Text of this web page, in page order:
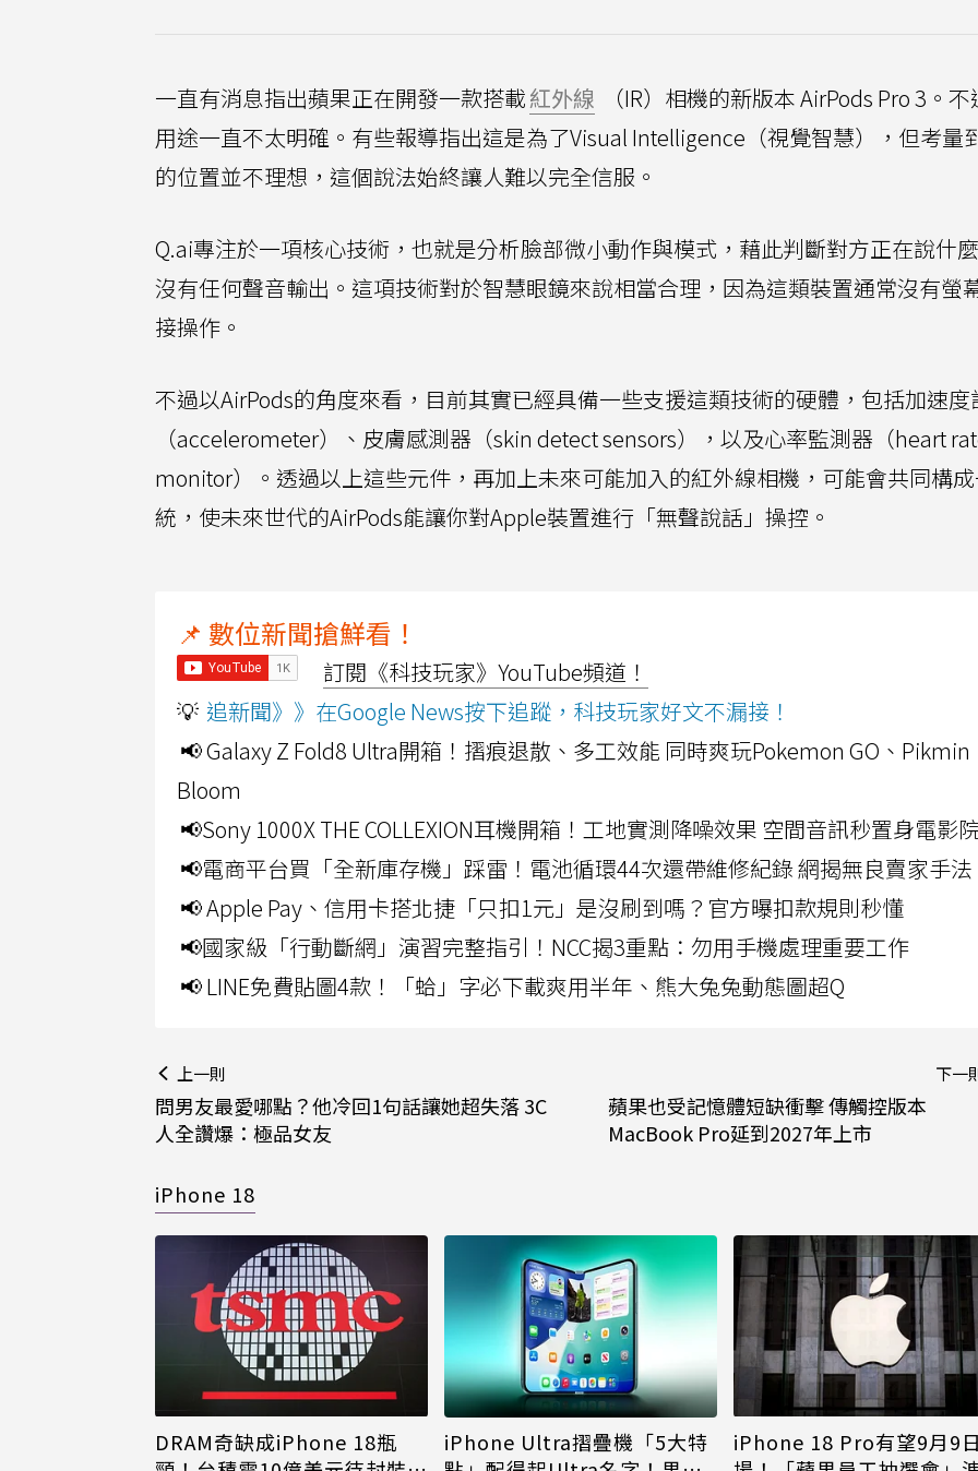
一直有消息指出蘋果正在開發一款搭載紅外線
（IR）相機的新版本 AirPods Pro 3。
用途一直不太明確。有些報導指出這是為了Visual Intelligence（視覺智慧），但考量
的位置並不理想，這個說法始終讓人難以完全信服。
Q.ai專注於一項核心技術，也就是分析臉部微小動作與模式，藉此判斷對方正在說什
沒有任何聲音輸出。這項技術對於智慧眼鏡來說相當合理，因為這類裝置通常沒有螢
接操作。
不過以AirPods的角度來看，目前其實已經具備一些支援這類技術的硬體，包括加速度
（accelerometer）、皮膚感測器（skin detect sensors），以及心率監測器（heart
monitor）。透過以上這些元件，再加上未來可能加入的紅外線相機，可能會共同構
統，使未來世代的AirPods能讓你對Apple裝置進行「無聲說話」操控。
📌 數位新聞搶鮮看！
訂閱《科技玩家》YouTube頻道！
💡 追新聞》》在Google News按下追蹤，科技玩家好文不漏接！
📢 Galaxy Z Fold8 Ultra開箱！摺痕退散、多工效能 同時爽玩Pokemon GO、Pikmin
Bloom
📢Sony 1000X THE COLLEXION耳機開箱！工地實測降噪效果 空間音訊秒置身電影
📢電商平台買「全新庫存機」踩雷！電池循環44次還帶維修紀錄 網揭無良賣家手法
📢 Apple Pay、信用卡搭北捷「只扣1元」是沒刷到嗎？官方曝扣款規則秒懂
📢國家級「行動斷網」演習完整指引！NCC揭3重點：勿用手機處理重要工作
📢 LINE免費貼圖4款！「蛤」字必下載爽用半年、熊大兔兔動態圖超Q
上一則
問男友最愛哪點？他冷回1句話讓她超失落 3C
人全讚爆：極品女友
下一
蘋果也受記憶體短缺衝擊 傳觸控版本
MacBook Pro延到2027年上市
iPhone 18
DRAM奇缺成iPhone 18瓶
iPhone Ultra摺疊機「5大特
iPhone 18 Pro有望9月9